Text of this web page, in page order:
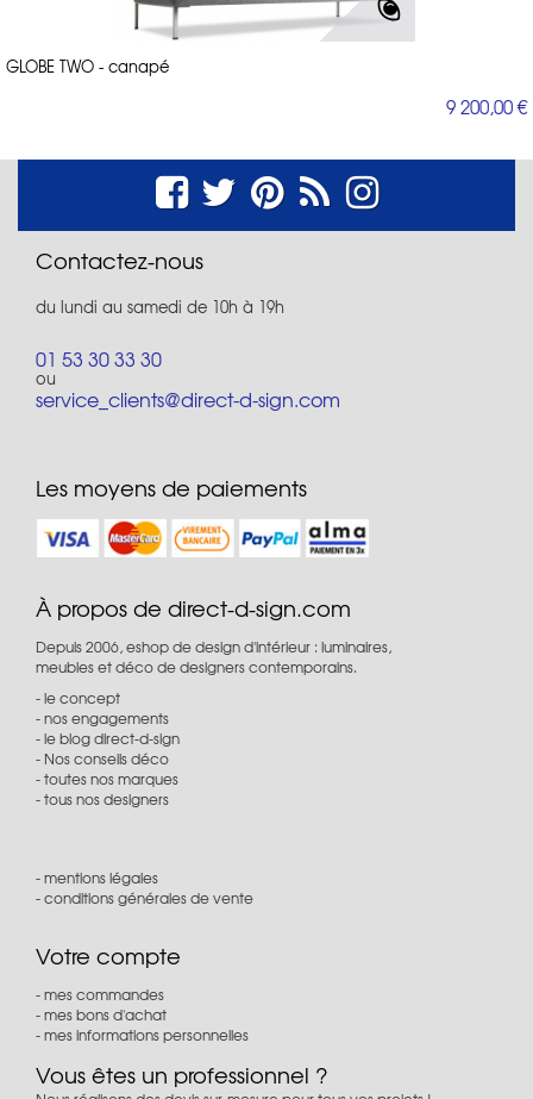
GLOBE TWO - canapé
9 200,00 €
Contactez-nous
du lundi au samedi de 10h à 19h
01 53 30 33 30
ou
service_clients@direct-d-sign.com
Les moyens de paiements
À propos de direct-d-sign.com
Depuis 2006, eshop de design d'intérieur : luminaires,
meubles et déco de designers contemporains.
le concept
nos engagements
le blog direct-d-sign
Nos conseils déco
toutes nos marques
tous nos designers
mentions légales
conditions générales de vente
Votre compte
mes commandes
mes bons d'achat
mes informations personnelles
Vous êtes un professionnel ?